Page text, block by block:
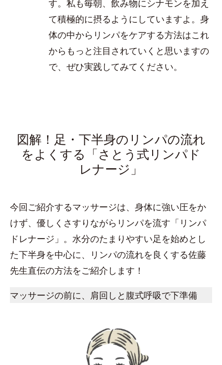
す。私も毎朝、飲み物にシナモンを加え
て積極的に摂るようにしていますよ。身
体の中からリンパをケアする方法はこれ
からもっと注目されていくと思いますの
で、ぜひ実践してみてください。
図解！足・下半身のリンパの流れ
をよくする「さとう式リンパド
レナージ」
今回ご紹介するマッサージは、身体に強い圧をか
けず、優しくさすりながらリンパを流す「リンパ
ドレナージ」。水分のたまりやすい足を始めとし
た下半身を中心に、リンパの流れを良くする佐藤
先生直伝の方法をご紹介します！
マッサージの前に、肩回しと腹式呼吸で下準備